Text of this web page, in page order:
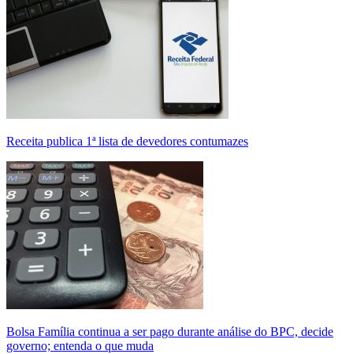
Receita publica 1ª lista de devedores contumazes
Bolsa Família continua a ser pago durante análise do BPC, decide
governo; entenda o que muda